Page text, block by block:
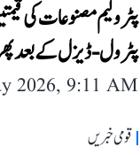
پٹرولیم مصنوعات کی
پٹرول-ڈیزل کے بعد پھر سی این
2026, 9:11 AM
قومی خبریں